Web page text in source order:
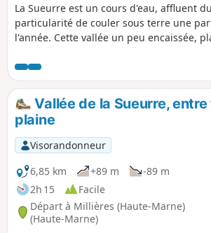
La Sueurre est un cours d'eau, affluent
particularité de couler sous terre une
l'année. Cette vallée un peu encaissée,
Éviter cet itinéraire au cœur de l'hiver à
bottes, certains passages peuvent être
Vallée de la Sueurre,
plaine
Visorandonneur
6,85 km
+89 m
-89 m
2h 15
Facile
Départ à Millières (Haute-Marne)
(Haute-Marne)